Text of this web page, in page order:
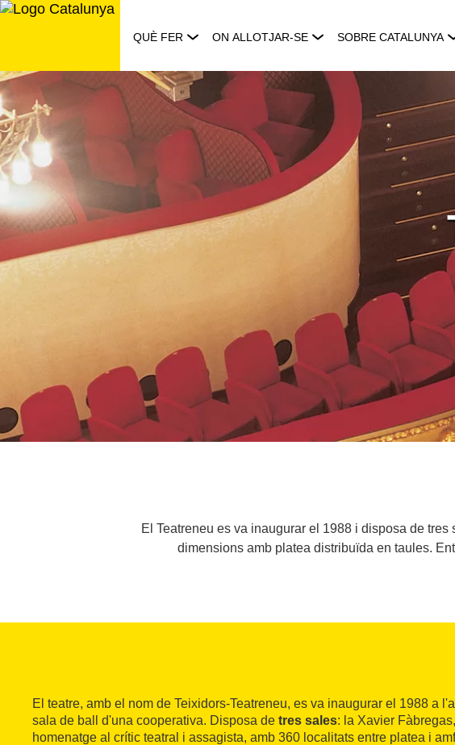
Saltar
QUÈ FER ON ALLOTJAR-SE SOBRE CATALUNYA
El Teatreneu es va inaugurar el 1988 i disposa de
dimensions amb platea distribuïda en taules.
El teatre, amb el nom de Teixidors-Teatreneu, es va inaugurar el 1988 a
sala de ball d'una cooperativa. Disposa de tres sales: la Xavier
homenatge al crític teatral i assagista, amb 360 localitats entre platea i